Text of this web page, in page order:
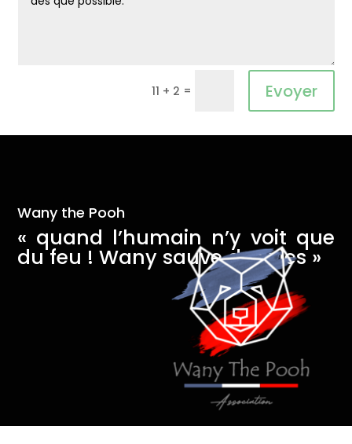
11 + 2 = Evoyer
Wany the Pooh
« quand l’humain n’y voit que
du feu ! Wany sauve des vies »